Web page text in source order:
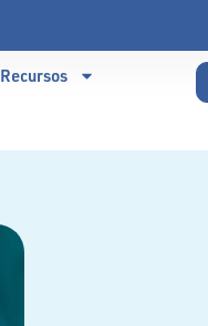
Recursos